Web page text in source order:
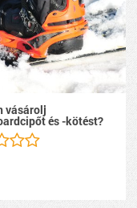
vásárolj
és -kötést?